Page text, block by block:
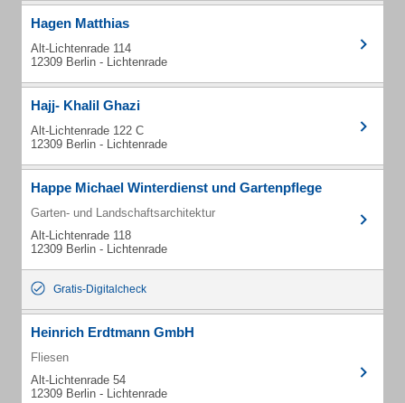
Hagen Matthias
Alt-Lichtenrade 114
12309 Berlin - Lichtenrade
Hajj- Khalil Ghazi
Alt-Lichtenrade 122 C
12309 Berlin - Lichtenrade
Happe Michael Winterdienst und Gartenpflege
Garten- und Landschaftsarchitektur
Alt-Lichtenrade 118
12309 Berlin - Lichtenrade
Gratis-Digitalcheck
Heinrich Erdtmann GmbH
Fliesen
Alt-Lichtenrade 54
12309 Berlin - Lichtenrade